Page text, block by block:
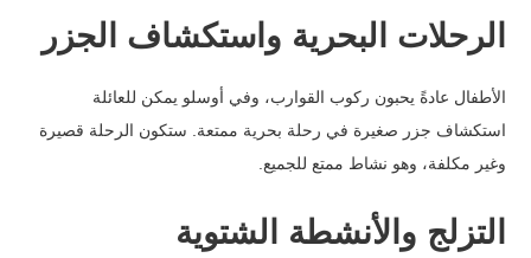
الرحلات البحرية واستكشاف الجزر
الأطفال عادةً يحبون ركوب القوارب، وفي أوسلو يمكن للعائلة
استكشاف جزر صغيرة في رحلة بحرية ممتعة. ستكون الرحلة قصيرة
وغير مكلفة، وهو نشاط ممتع للجميع.
التزلج والأنشطة الشتوية